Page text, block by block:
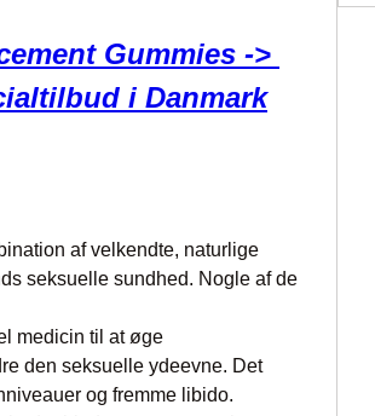
Gummies ->
i Danmark
af velkendte, naturlige
seksuelle sundhed. Nogle af de
medicin til at øge
den seksuelle ydeevne. Det
og fremme libido.